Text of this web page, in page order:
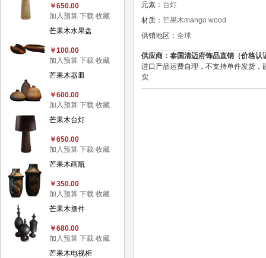
￥650.00
加入预算 下载 收藏
芒果木水果盘
￥100.00
加入预算 下载 收藏
芒果木器皿
￥600.00
加入预算 下载 收藏
芒果木台灯
￥650.00
加入预算 下载 收藏
芒果木画瓶
￥350.00
加入预算 下载 收藏
芒果木摆件
￥680.00
加入预算 下载 收藏
芒果木电视柜
元素： 台灯
材质： 芒果木mango wood
供销地区： 全球
供应商：泰国清迈府饰品直销（价格
进口产品运费自理，不支持单件发货
实